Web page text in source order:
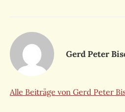
Gerd Peter
Alle Beiträge von Gerd Peter